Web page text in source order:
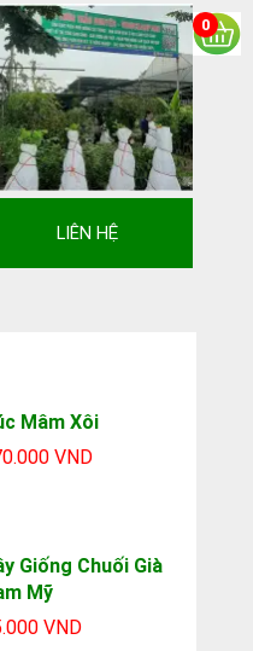
LIÊN HỆ
0
Mâm Xôi
VND
Giống Chuối Già
Mỹ
VND